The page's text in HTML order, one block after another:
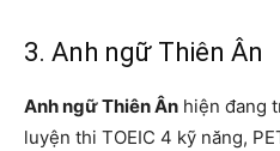
3. Anh ngữ Thiên Ân
Anh ngữ Thiên Ân hiện đang
luyện thi TOEIC 4 kỹ năng,